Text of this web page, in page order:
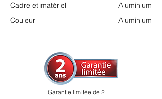
Cadre et matériel
Couleur
Aluminium
Aluminium
Garantie limitée de 2